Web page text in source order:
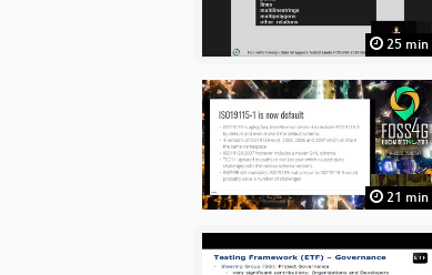
25 min
21 min